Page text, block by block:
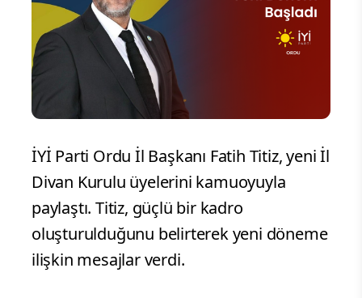
İYİ Parti Ordu İl Başkanı Fatih Titiz, yeni İl
Divan Kurulu üyelerini kamuoyuyla
paylaştı. Titiz, güçlü bir kadro
oluşturulduğunu belirterek yeni döneme
ilişkin mesajlar verdi.